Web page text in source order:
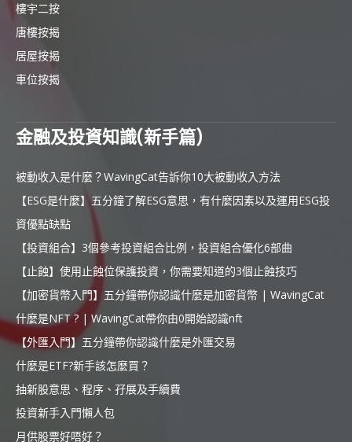
樓宇二按
唐樓按揭
居屋按揭
車位按揭
金融及投資知識(新手篇)
被動收入是什麼？WavingCat告訴你10大被動收入方法
【ESG是什麼】五分鐘了解ESG意思，有什麼因素以及運用ESG投
資優點缺點
【投資組合】3個參考投資組合比例，投資組合優化6部曲
【止蝕】使用止蝕位保護投資，你需要知道的3個止蝕技巧
【加密貨幣入門】五分鐘帶你認識什麼是加密貨幣 | WavingCat
什麼是NFT ? | WavingCat帶你由0開始認識nft
【外匯入門】五分鐘帶你認識什麼是外匯交易
什麼是ETF?新手該怎麼買？
抽新股意思、程序、孖展及手續費
投資新手入門懶人包
月供股票好唔好？